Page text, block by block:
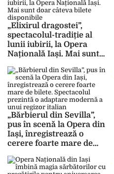
și este dureros pentru
mine”
„Elixirul dragostei”,
spectacolul-tradiție al
lunii iubirii, la Opera
Națională Iași. Mai sunt
disponibile
„Bărbierul din Sevilla”,
pus în scenă la Opera din
Iași, înregistrează o
cerere foarte mare de
prezintă o adaptare
modernă a unui regizor